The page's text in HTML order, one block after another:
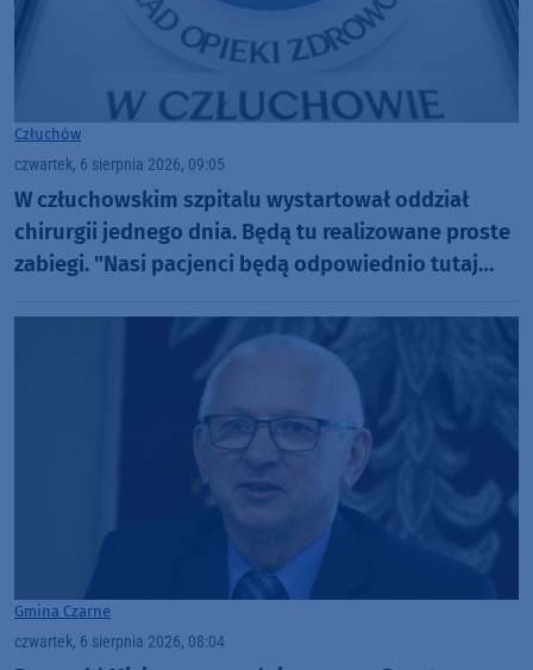
Człuchów
czwartek, 6 sierpnia 2026, 09:05
W człuchowskim szpitalu wystartował oddział
chirurgii jednego dnia. Będą tu realizowane proste
zabiegi. "Nasi pacjenci będą odpowiednio tutaj
Gmina Czarne
czwartek, 6 sierpnia 2026, 08:04